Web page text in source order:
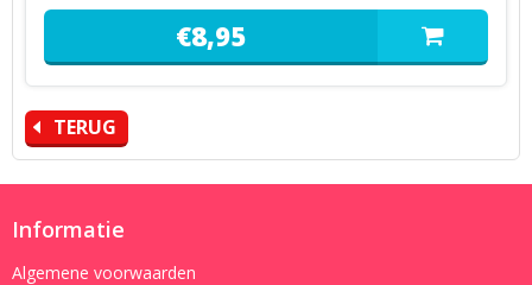
€8,95
TERUG
Informatie
Algemene voorwaarden